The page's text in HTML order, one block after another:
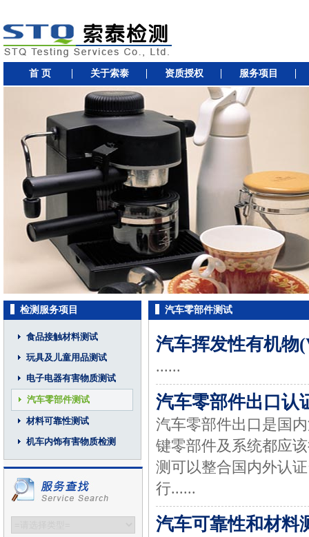
首 页 关于索泰 资质授权 服务项目
检测服务项目
食品接触材料测试
玩具及儿童用品测试
电子电器有害物质测试
汽车零部件测试
材料可靠性测试
机车内饰有害物质检测
汽车零部件测试
汽车挥发性有机物
......
汽车零部件出口认
汽车零部件出口是国
键零部件及系统都应
测可以整合国内外认
行......
汽车可靠性和材料